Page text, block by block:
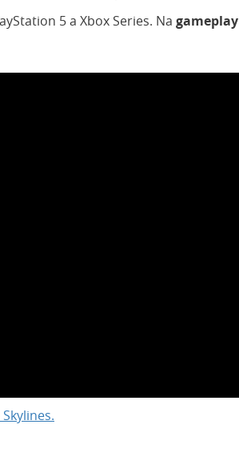
5 a Xbox Series. Na gameplay